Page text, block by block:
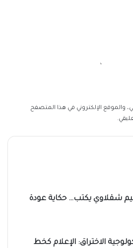
والموقع الإلكتروني في هذا المتصفح
شقلاوي يكتب… حكاية عودة
الاختراق: الإعلام كخط